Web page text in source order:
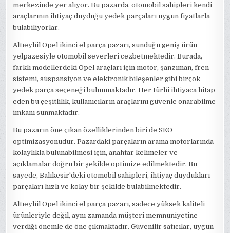
merkezinde yer alıyor. Bu pazarda, otomobil sahipleri kendi
araçlarının ihtiyaç duyduğu yedek parçaları uygun fiyatlarla
bulabiliyorlar.
Altıeylül Opel ikinci el parça pazarı, sunduğu geniş ürün
yelpazesiyle otomobil severleri cezbetmektedir. Burada,
farklı modellerdeki Opel araçları için motor, şanzıman, fren
sistemi, süspansiyon ve elektronik bileşenler gibi birçok
yedek parça seçeneği bulunmaktadır. Her türlü ihtiyaca hitap
eden bu çeşitlilik, kullanıcıların araçlarını güvenle onarabilme
imkanı sunmaktadır.
Bu pazarın öne çıkan özelliklerinden biri de SEO
optimizasyonudur. Pazardaki parçaların arama motorlarında
kolaylıkla bulunabilmesi için, anahtar kelimeler ve
açıklamalar doğru bir şekilde optimize edilmektedir. Bu
sayede, Balıkesir'deki otomobil sahipleri, ihtiyaç duydukları
parçaları hızlı ve kolay bir şekilde bulabilmektedir.
Altıeylül Opel ikinci el parça pazarı, sadece yüksek kaliteli
ürünleriyle değil, aynı zamanda müşteri memnuniyetine
verdiği önemle de öne çıkmaktadır. Güvenilir satıcılar, uygun